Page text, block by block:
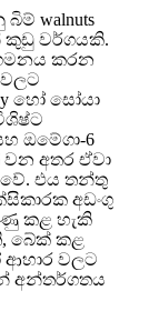
walnuts
කුඩු වර්ගයකි.
කරන
හෝ සෝයා
ඔමේගා-6
අතර ඒවා
එය තන්තු
අඩංගු
කළ හැකි
බේක් කළ
වලට
අන්තර්ගතය